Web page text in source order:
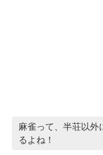
麻雀って、半荘以外
るよね！